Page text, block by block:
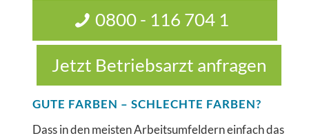
0800 - 116 704 1
Jetzt Betriebsarzt anfragen
GUTE FARBEN – SCHLECHTE FARBEN?
Dass in den meisten Arbeitsumfeldern einfach das